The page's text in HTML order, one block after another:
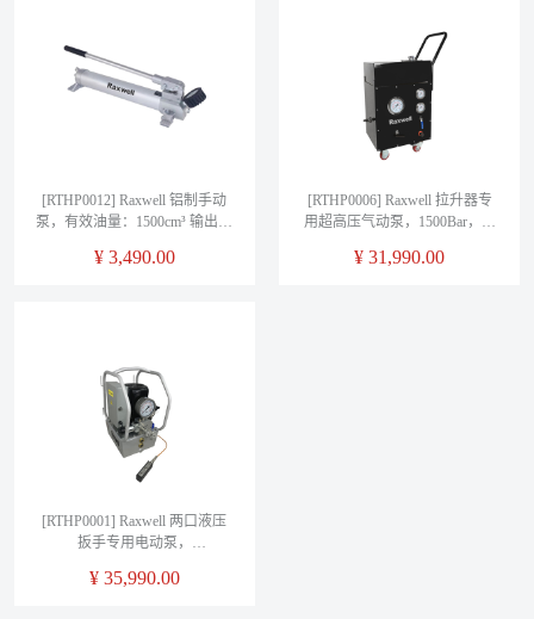
[RTHP0012] Raxwell 铝制手动
泵，有效油量：1500cm³ 输出压
12.8cm³ ，行程25.4mm，
¥ 3,490.00
[RTHP0006] Raxwell 拉升器专
用超高压气动泵，1500Bar，无
压力表，RTHP0006，1台
¥31,990.00
[RTHP0001] Raxwell 两口液压
扳手专用电动泵，
溢流阀，高精度压力表，
¥ 35,990.00